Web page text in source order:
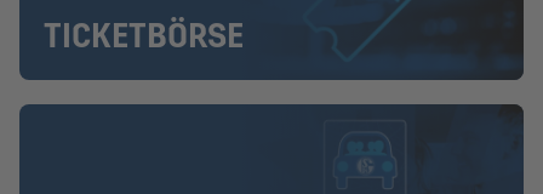
TICKETBÖRSE